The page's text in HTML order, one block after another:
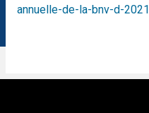
annuelle-de-la-bnv-d-2021